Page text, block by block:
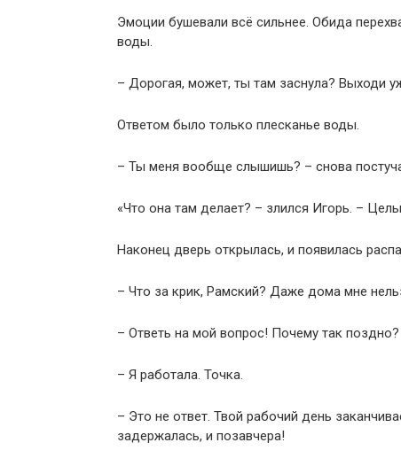
Эмоции бушевали всё сильнее. Обида
воды.
– Дорогая, может, ты там заснула? Выходи
Ответом было только плесканье воды.
– Ты меня вообще слышишь? – снова
«Что она там делает? – злился Игорь. –
Наконец дверь открылась, и появилась
– Что за крик, Рамский? Даже дома мне
– Ответь на мой вопрос! Почему так
– Я работала. Точка.
– Это не ответ. Твой рабочий день
задержалась, и позавчера!